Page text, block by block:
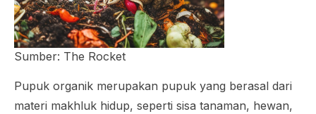
Sumber: The Rocket
Pupuk organik merupakan pupuk yang berasal dari
materi makhluk hidup, seperti sisa tanaman, hewan,